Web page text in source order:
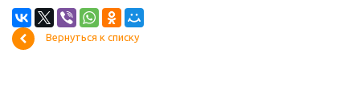
Вернуться к списку